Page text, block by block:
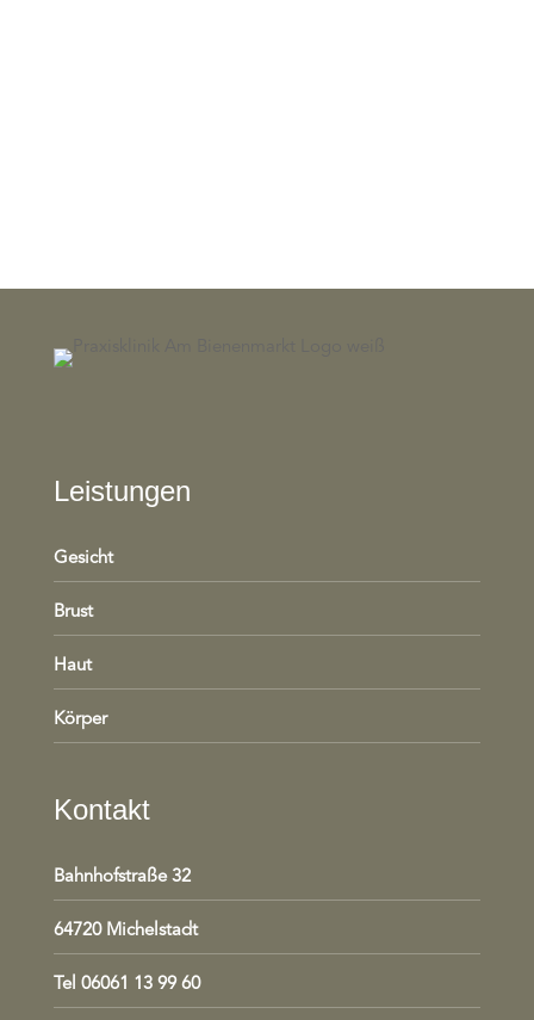
Leistungen
Gesicht
Brust
Haut
Körper
Kontakt
Bahnhofstraße 32
64720 Michelstadt
Tel 06061 13 99 60